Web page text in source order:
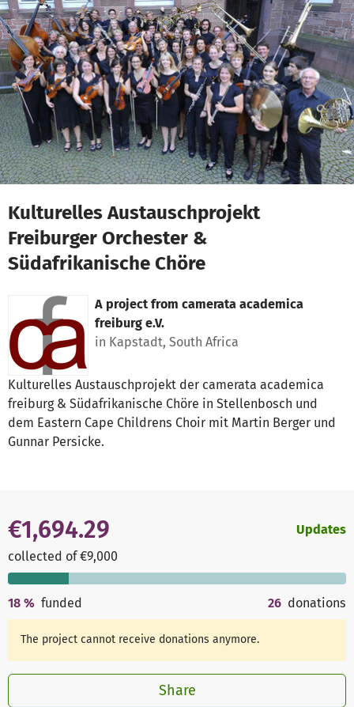
Skip to main content
Show accessibility statement
Kulturelles Austauschprojekt
Freiburger Orchester &
Südafrikanische Chöre
A project from camerata academica
freiburg e.V.
in Kapstadt, South Africa
Kulturelles Austauschprojekt der camerata academica
freiburg & Südafrikanische Chöre in Stellenbosch und
dem Eastern Cape Childrens Choir mit Martin Berger und
Gunnar Persicke.
€1,694.29
collected of €9,000
Updates
18 % funded 26 donations
The project cannot receive donations anymore.
Share